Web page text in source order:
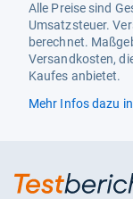
Alle Preise sind
Umsatzsteuer.
berechnet.
Versandkosten,
Kaufes anbietet.
Mehr Infos dazu